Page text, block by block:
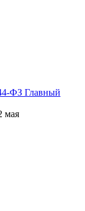
ФЗ Главный
мая